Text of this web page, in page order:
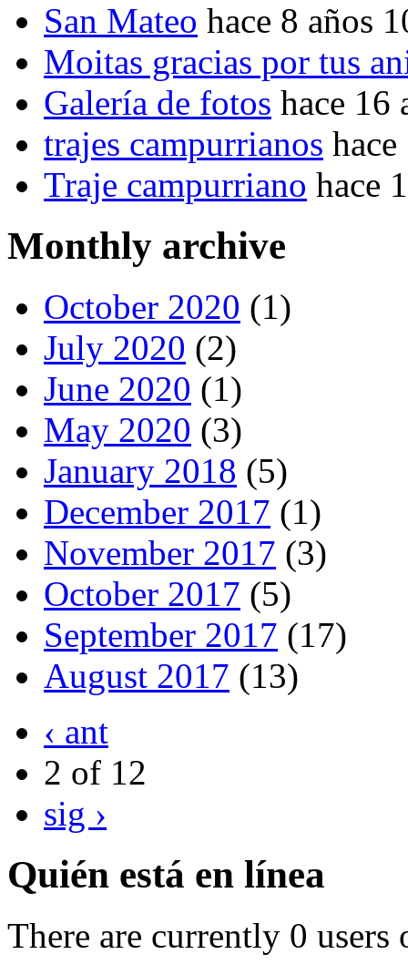
San Mateo hace 8 años
Moitas gracias por tus
Galería de fotos hace 16
trajes campurrianos
Traje campurriano hace
Monthly archive
October 2020 (1)
July 2020 (2)
June 2020 (1)
May 2020 (3)
January 2018 (5)
December 2017 (1)
November 2017 (3)
October 2017 (5)
September 2017 (17)
August 2017 (13)
‹ ant
2 of 12
sig ›
Quién está en línea
There are currently 0 users